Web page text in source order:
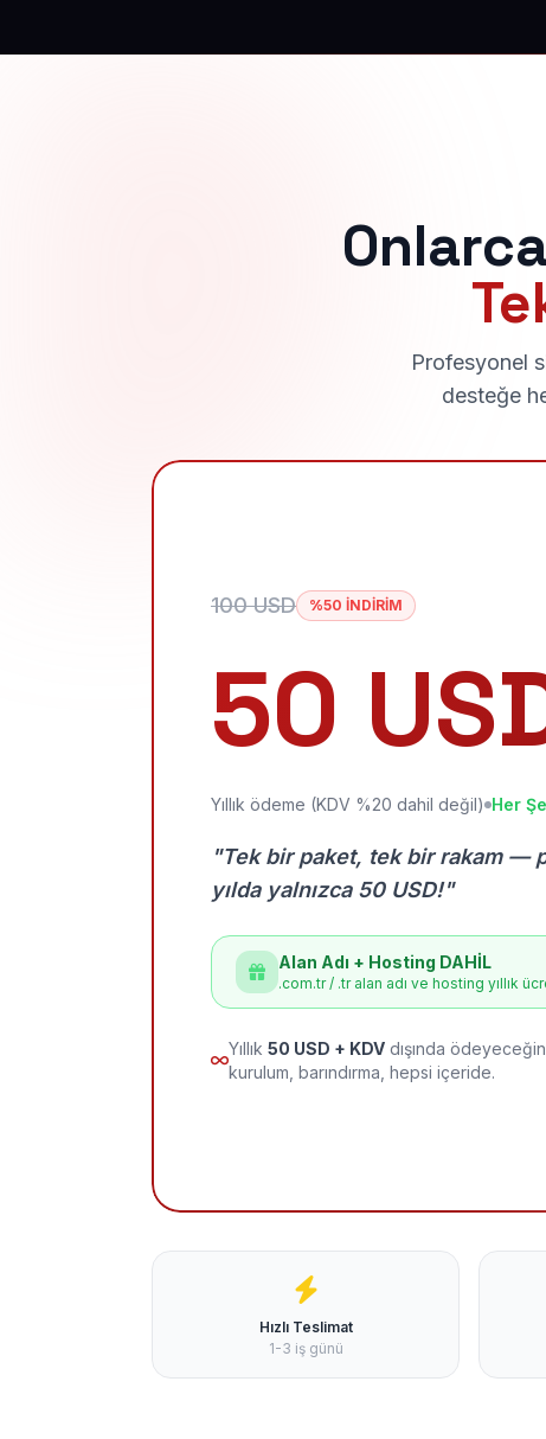
Profesyonel
desteğe
100 USD %50 İNDİRİM
50
Yıllık ödeme (KDV %20 dahil değil) Her
"Tek bir paket, tek bir rakam —
yılda yalnızca 50 USD!"
Alan Adı + Hosting DAHİL
.com.tr / .tr alan adı ve hosting yıllık
Yıllık 50 USD + KDV dışında
kurulum, barındırma, hepsi içeride.
Hızlı Teslimat
1-3 iş günü